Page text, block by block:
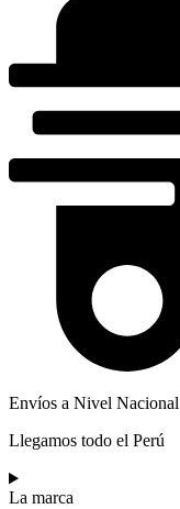
Envíos a Nivel Nacional
Llegamos todo el Perú
La marca​